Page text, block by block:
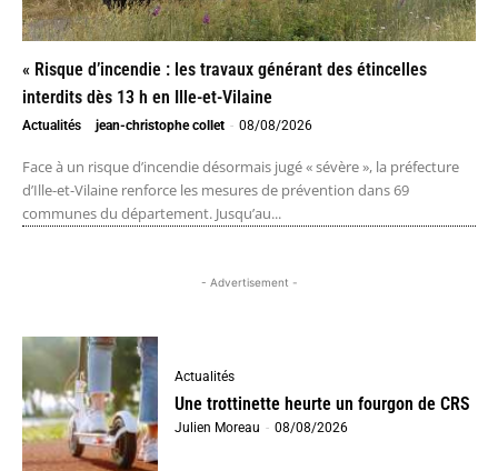
« Risque d’incendie : les travaux générant des étincelles
interdits dès 13 h en Ille-et-Vilaine
Actualités jean-christophe collet - 08/08/2026
Face à un risque d’incendie désormais jugé « sévère », la préfecture
d’Ille-et-Vilaine renforce les mesures de prévention dans 69
communes du département. Jusqu’au...
- Advertisement -
Actualités
Une trottinette heurte un fourgon de CRS
Julien Moreau - 08/08/2026